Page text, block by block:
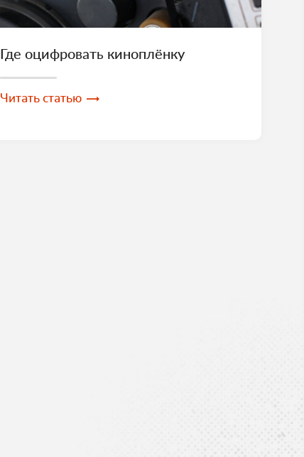
Где оцифровать киноплёнку
Читать статью